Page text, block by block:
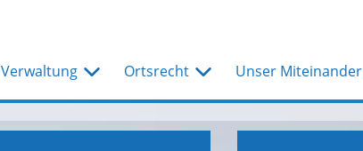
Verwaltung Ortsrecht Unser Miteinander